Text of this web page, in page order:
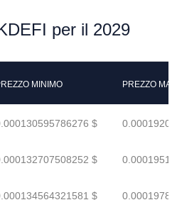
per il 2029
MINIMO PREZZO
$
$
$